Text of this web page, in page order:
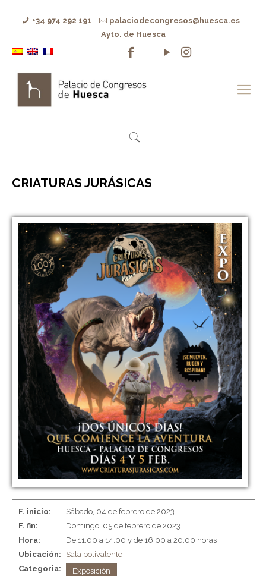
+34 974 292 191
palaciodecongresos@huesca.es
Ayto. de Huesca
CRIATURAS JURÁSICAS
F. inicio:
Sábado, 04 de febrero de 2023
F. fin:
Domingo, 05 de febrero de 2023
Hora:
De 11:00 a 14:00 y de 16:00 a 20:00 horas
Ubicación:
Sala polivalente
Categoria:
Exposición